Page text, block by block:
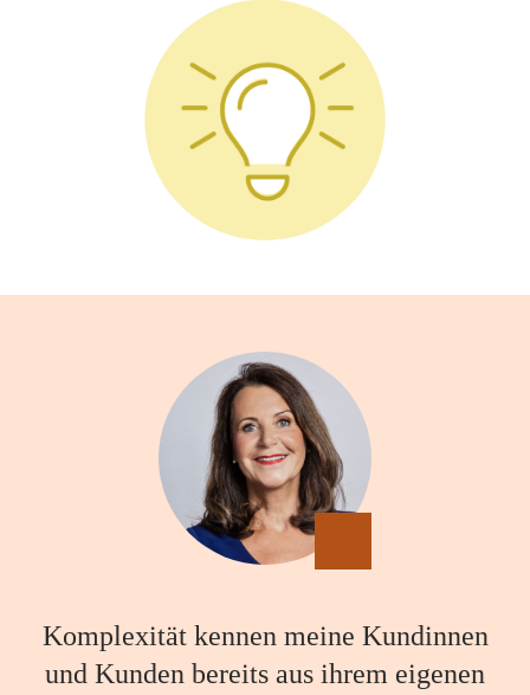
Komplexität kennen meine Kundinnen
und Kunden bereits aus ihrem eigenen